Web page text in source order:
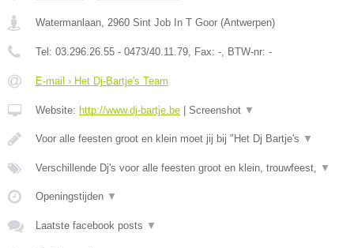
Watermanlaan, 2960 Sint Job In T Goor (Antwerpen)
Tel: 03.296.26.55 - 0473/40.11.79, Fax: -, BTW-nr: -
E-mail › Het Dj-Bartje's Team
Website: http://www.dj-bartje.be Screenshot ▼
Voor alle feesten groot en klein moet jij bij "Het Dj Bartje's ▼
Verschillende Dj's voor alle feesten groot en klein, trouwfeest, ▼
Openingstijden ▼
Laatste facebook posts ▼